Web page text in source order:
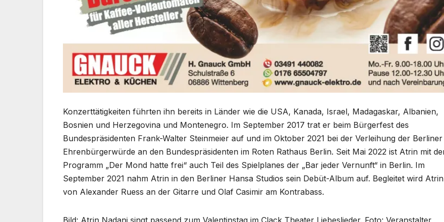
Konzerttätigkeiten führten ihn bereits in Länder wie die USA, Kanada, Israel, Madagaskar, Albanien,
Bosnien und Herzegovina und Montenegro. Im September 2017 trat er beim Bürgerfest des
Bundespräsidenten Frank-Walter Steinmeier auf und im Oktober 2021 bei der Verleihung der Berliner
Ehrenbürgerwürde an den Bundespräsidenten im Roten Rathaus Berlin. Seit Mai 2022 ist Atrin mit
Programm „Der Mond hatte frei“ auch Teil des Spielplanes der „Bar jeder Vernunft“ in Berlin. Im
September 2021 nahm Atrin in den Berliner Hansa Studios sein Debüt-Album auf. Begleitet wird Atrin
von Alexander Ruess an der Gitarre und Olaf Casimir am Kontrabass.
Bild: Atrin Nadani singt passend zum Valentinstag im Clack Theater Liebeslieder. Foto: Veranstalter